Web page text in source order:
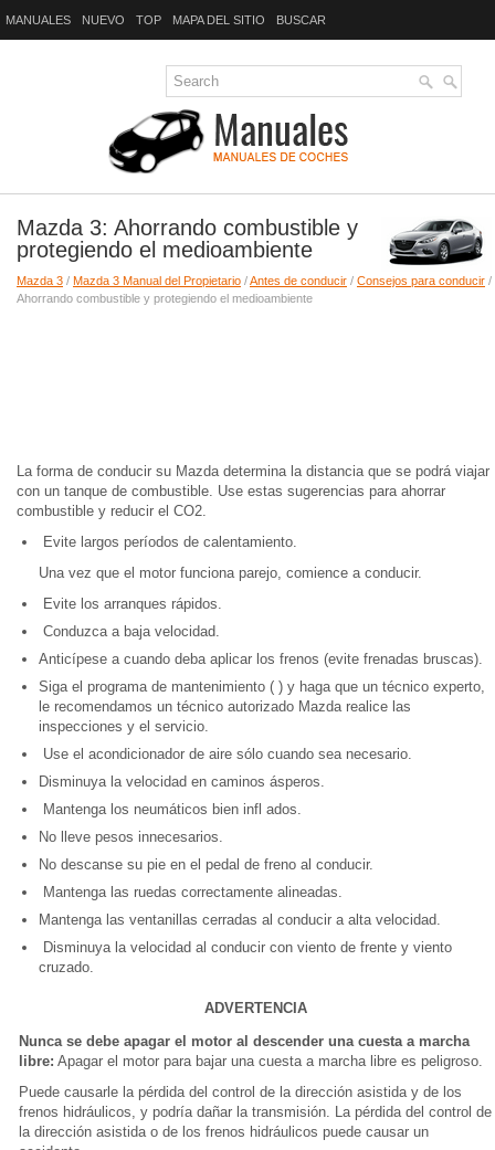
MANUALES NUEVO TOP MAPA DEL SITIO BUSCAR
Mazda 3: Ahorrando combustible y
protegiendo el medioambiente
Mazda 3 / Mazda 3 Manual del Propietario /Antes de conducir / Consejos para conducir /
Ahorrando combustible y protegiendo el medioambiente
La forma de conducir su Mazda determina la distancia que se podrá viajar
con un tanque de combustible. Use estas sugerencias para ahorrar
combustible y reducir el CO2.
Evite largos períodos de calentamiento.
Una vez que el motor funciona parejo, comience a conducir.
Evite los arranques rápidos.
Conduzca a baja velocidad.
Anticípese a cuando deba aplicar los frenos (evite frenadas bruscas).
Siga el programa de mantenimiento ( ) y haga que un técnico experto,
le recomendamos un técnico autorizado Mazda realice las
inspecciones y el servicio.
Use el acondicionador de aire sólo cuando sea necesario.
Disminuya la velocidad en caminos ásperos.
Mantenga los neumáticos bien infl ados.
No lleve pesos innecesarios.
No descanse su pie en el pedal de freno al conducir.
Mantenga las ruedas correctamente alineadas.
Mantenga las ventanillas cerradas al conducir a alta velocidad.
Disminuya la velocidad al conducir con viento de frente y viento
cruzado.
ADVERTENCIA
Nunca se debe apagar el motor al descender una cuesta a marcha
libre: Apagar el motor para bajar una cuesta a marcha libre es peligroso.
Puede causarle la pérdida del control de la dirección asistida y de los
frenos hidráulicos, y podría dañar la transmisión. La pérdida del control de
la dirección asistida o de los frenos hidráulicos puede causar un